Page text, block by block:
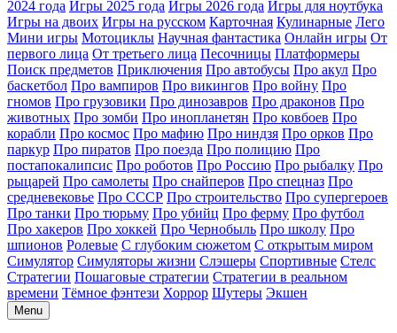
2024 года Игры 2025 года Игры 2026 года Игры для ноутбука
Игры на двоих Игры на русском Карточная Кулинарные Лего
Мини игры Мотоциклы Научная фантастика Онлайн игры От
первого лица От третьего лица Песочницы Платформеры
Поиск предметов Приключения Про автобусы Про акул Про
баскетбол Про вампиров Про викингов Про войну Про
гномов Про грузовики Про динозавров Про драконов Про
животных Про зомби Про инопланетян Про ковбоев Про
корабли Про космос Про мафию Про ниндзя Про орков Про
паркур Про пиратов Про поезда Про полицию Про
постапокалипсис Про роботов Про Россию Про рыбалку Про
рыцарей Про самолеты Про снайперов Про спецназ Про
средневековье Про СССР Про строительство Про супергероев
Про танки Про тюрьму Про убийц Про ферму Про футбол
Про хакеров Про хоккей Про Чернобыль Про школу Про
шпионов Ролевые С глубоким сюжетом С открытым миром
Симулятор Симуляторы жизни Слэшеры Спортивные Стелс
Стратегии Пошаговые стратегии Стратегии в реальном
времени Тёмное фэнтези Хоррор Шутеры Экшен
Menu